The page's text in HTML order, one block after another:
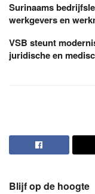
Surinaams
werkgevers en
VSB steunt
juridische en
Blijf op de hoogte